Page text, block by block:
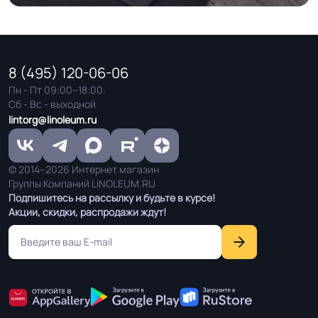
Устойчивость к
Влагостойкий
Устойчивость к
воздействию мебели
на роликовых ножках
Подпишитесь на рассылку и будьте в курсе!
Акции, скидки, распродажи ждут!
8 (495) 120-06-06
Пн - Пт 09:00–18:00.
Сб - Вс - выходной
lintorg@linoleum.ru
© 2014–2026 Интернет магазин
Группы Компаний LiNOLEUM.RU